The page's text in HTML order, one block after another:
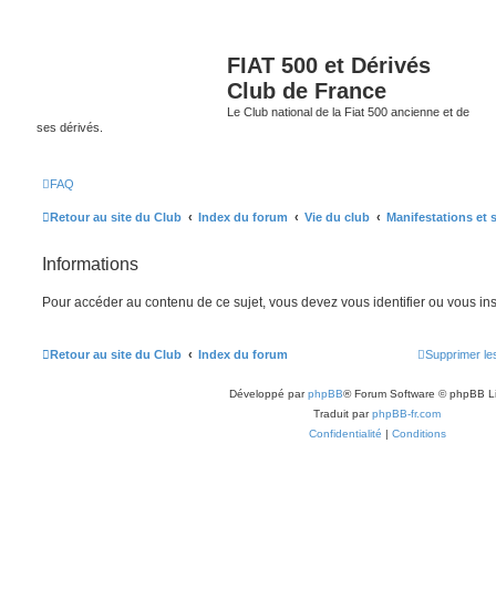
FIAT 500 et Dérivés
Club de France
Le Club national de la Fiat 500 ancienne et de
ses dérivés.
FAQ
Retour au site du Club Index du forum Vie du club Manifestations et
Informations
Pour accéder au contenu de ce sujet, vous devez vous identifier ou vous
Retour au site du Club Index du forum Supprimer
Développé parphpBB® Forum Software © phpBB
Traduit parphpBB-fr.com
Confidentialité | Conditions